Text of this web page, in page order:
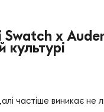
x
культурі
частіше виникає